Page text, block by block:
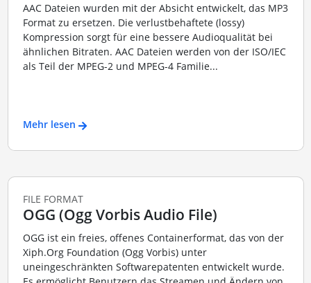
AAC Dateien wurden mit der Absicht entwickelt, das MP3
Format zu ersetzen. Die verlustbehaftete (lossy)
Kompression sorgt für eine bessere Audioqualität bei
ähnlichen Bitraten. AAC Dateien werden von der ISO/IEC
als Teil der MPEG-2 und MPEG-4 Familie...
Mehr lesen
FILE FORMAT
OGG (Ogg Vorbis Audio File)
OGG ist ein freies, offenes Containerformat, das von der
Xiph.Org Foundation (Ogg Vorbis) unter
uneingeschränkten Softwarepatenten entwickelt wurde.